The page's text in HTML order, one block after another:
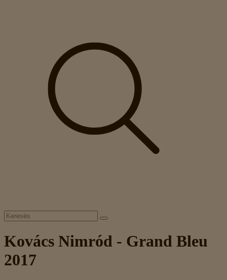
Kovács Nimród - Grand Bleu
2017